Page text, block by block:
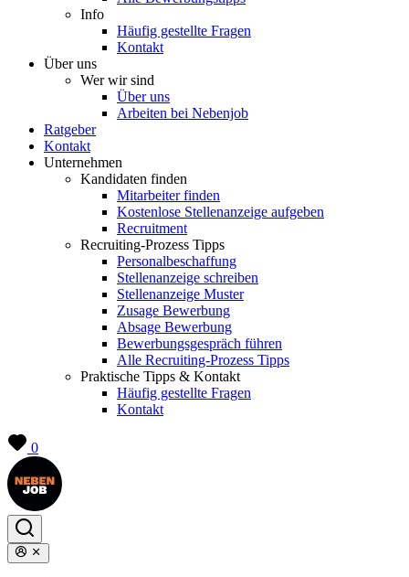
Info
Häufig gestellte Fragen
Kontakt
Über uns
Wer wir sind
Über uns
Arbeiten bei Nebenjob
Ratgeber
Kontakt
Unternehmen
Kandidaten finden
Mitarbeiter finden
Kostenlose Stellenanzeige aufgeben
Recruitment
Recruiting-Prozess Tipps
Personalbeschaffung
Stellenanzeige schreiben
Stellenanzeige Muster
Zusage Bewerbung
Absage Bewerbung
Bewerbungsgespräch führen
Alle Recruiting-Prozess Tipps
Praktische Tipps & Kontakt
Häufig gestellte Fragen
Kontakt
0